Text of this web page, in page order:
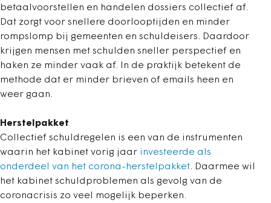
betaalvoorstellen en handelen dossiers collectief af.
Dat zorgt voor snellere doorlooptijden en minder
rompslomp bij gemeenten en schuldeisers. Daardoor
krijgen mensen met schulden sneller perspectief en
haken ze minder vaak af. In de praktijk betekent de
methode dat er minder brieven of emails heen en
weer gaan.
Herstelpakket
Collectief schuldregelen is een van de instrumenten
waarin het kabinet vorig jaar investeerde als
onderdeel van het corona-herstelpakket. Daarmee wil
het kabinet schuldproblemen als gevolg van de
coronacrisis zo veel mogelijk beperken.